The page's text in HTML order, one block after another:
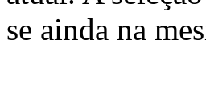
se ainda na